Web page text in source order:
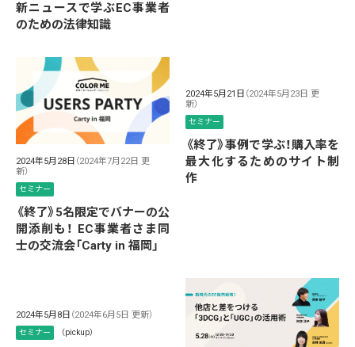
新ニュースで学ぶEC事業者
のための法律知識
2024年5月28日 （2024年7月22日 更
新）
セミナー
《終了》5名限定でバナーの公
開添削も！ EC事業者さま同
士の交流会「Carty in 福岡」
2024年5月21日 （2024年5月23日 更
新）
セミナー
《終了》事例で学ぶ！購入率を
最大化するためのサイト制
作
2024年5月8日 （2024年6月5日 更新）
セミナー （pickup）